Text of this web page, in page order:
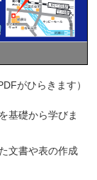
がひらきます）
を基礎から学びま
文書や表の作成